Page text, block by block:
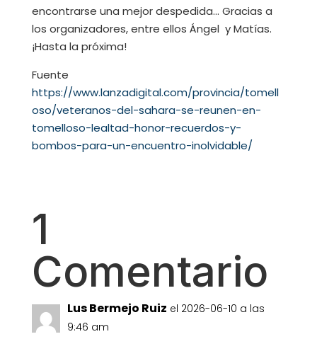
encontrarse una mejor despedida… Gracias a
los organizadores, entre ellos Ángel y Matías.
¡Hasta la próxima!
Fuente
https://www.lanzadigital.com/provincia/tomell
oso/veteranos-del-sahara-se-reunen-en-
tomelloso-lealtad-honor-recuerdos-y-
bombos-para-un-encuentro-inolvidable/
1
Comentario
Lus Bermejo Ruiz el 2026-06-10 a las
9:46 am